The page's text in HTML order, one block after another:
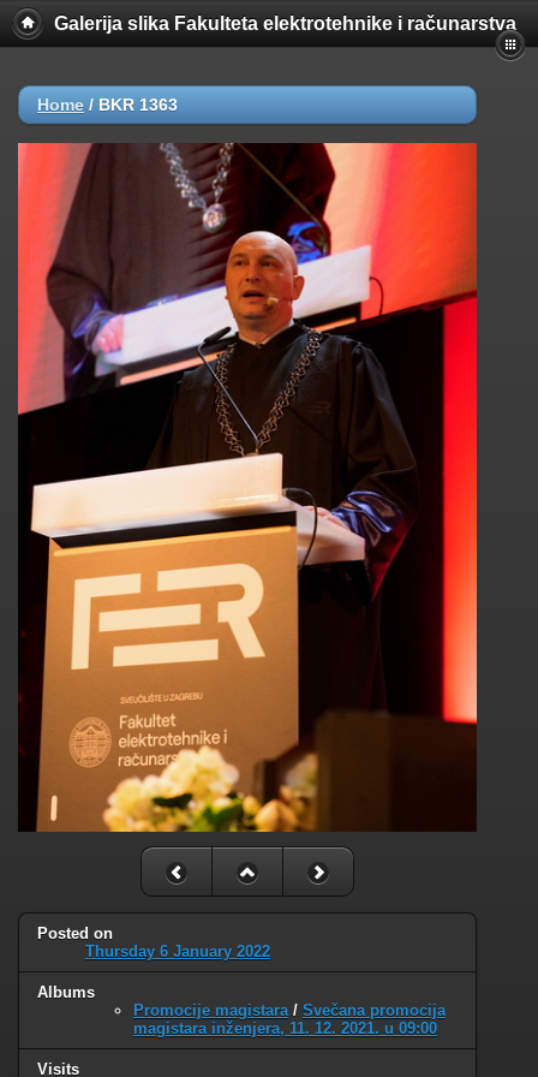
Galerija slika Fakulteta elektrotehnike i računarstva
Home / BKR 1363
Posted on
Thursday 6 January 2022
Albums
Promocije magistara / Svečana promocija
magistara inženjera, 11. 12. 2021. u 09:00
Visits